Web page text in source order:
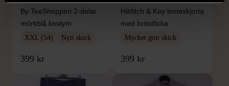
By TeeShoppen 2-delar
mörkblå kostym
XXL (54) Nytt skick
399 kr
Hilditch & Key linneskjorta
med bröstficka
Mycket gott skick
399 kr